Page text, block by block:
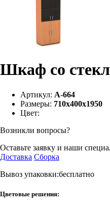
Шкаф со
Артикул: А-664
Размеры: 710х400х1950
Цвет:
Возникли вопросы?
Оставьте заявку и наши
Доставка Сборка
Вывоз упаковки:бесплатно
Цветовые решения: